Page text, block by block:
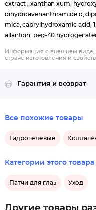
extract , xanthan xum,
dihydroavenanthramide d,
mica, caprylhydroxamic acid,
allantoin, peg-40
Информация о внешнем виде,
стране изготовления и
Гарантия и возврат
Все похожие товары
Гидрогелевые
Категории этого товара
Патчи для глаз Уход